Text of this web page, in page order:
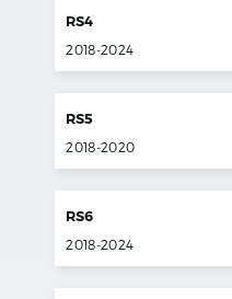
RS4
2018-2024
RS5
2018-2020
RS6
2018-2024